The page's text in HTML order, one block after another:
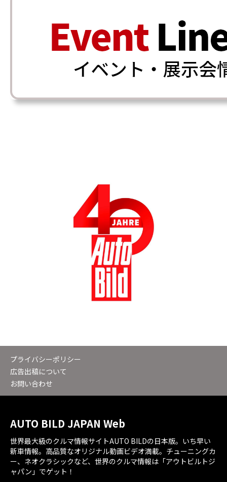
プライバシーポリシー
広告出稿について
お問い合わせ
AUTO BILD JAPAN Web
世界最大級のクルマ情報サイトAUTO BILDの日本版。いち早い
新車情報。高品質なオリジナル動画ビデオ満載。チューニングカ
ー、ネオクラシックなど、世界のクルマ情報は「アウトビルトジ
ャパン」でゲット！